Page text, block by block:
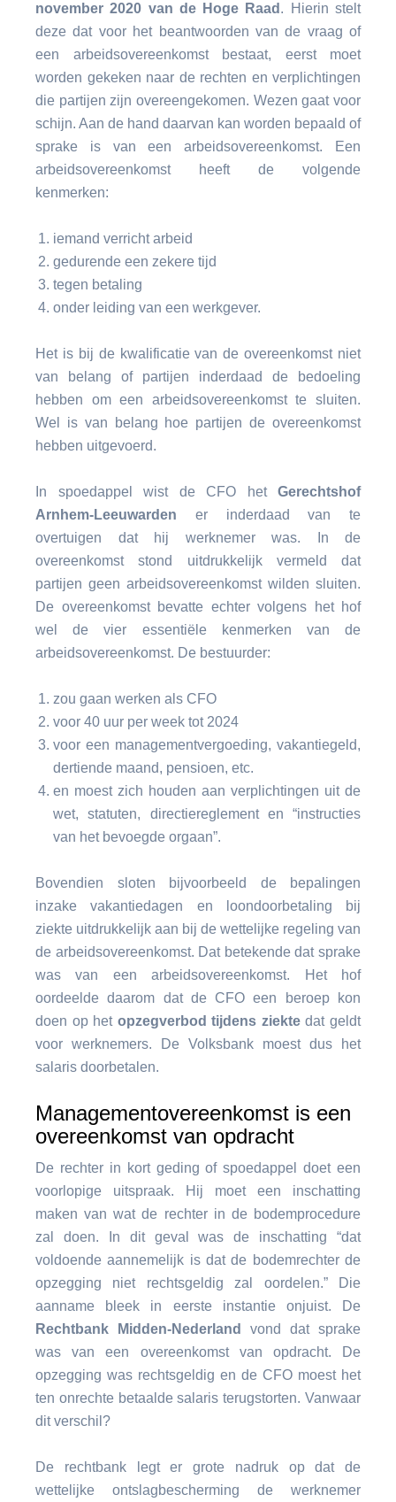
november 2020 van de Hoge Raad . Hierin stelt
deze dat voor het beantwoorden van de vraag of
een arbeidsovereenkomst bestaat, eerst moet
worden gekeken naar de rechten en verplichtingen
die partijen zijn overeengekomen. Wezen gaat voor
schijn. Aan de hand daarvan kan worden bepaald of
sprake is van een arbeidsovereenkomst. Een
arbeidsovereenkomst heeft de volgende
kenmerken:
iemand verricht arbeid
gedurende een zekere tijd
tegen betaling
onder leiding van een werkgever.
Het is bij de kwalificatie van de overeenkomst niet
van belang of partijen inderdaad de bedoeling
hebben om een arbeidsovereenkomst te sluiten.
Wel is van belang hoe partijen de overeenkomst
hebben uitgevoerd.
In spoedappel wist de CFO het Gerechtshof
Arnhem-Leeuwarden er inderdaad van te
overtuigen dat hij werknemer was. In de
overeenkomst stond uitdrukkelijk vermeld dat
partijen geen arbeidsovereenkomst wilden sluiten.
De overeenkomst bevatte echter volgens het hof
wel de vier essentiële kenmerken van de
arbeidsovereenkomst. De bestuurder:
zou gaan werken als CFO
voor 40 uur per week tot 2024
voor een managementvergoeding, vakantiegeld,
dertiende maand, pensioen, etc.
en moest zich houden aan verplichtingen uit de
wet, statuten, directiereglement en “instructies
van het bevoegde orgaan”.
Bovendien sloten bijvoorbeeld de bepalingen
inzake vakantiedagen en loondoorbetaling bij
ziekte uitdrukkelijk aan bij de wettelijke regeling van
de arbeidsovereenkomst. Dat betekende dat sprake
was van een arbeidsovereenkomst. Het hof
oordeelde daarom dat de CFO een beroep kon
doen op het opzegverbod tijdens ziektedat geldt
voor werknemers. De Volksbank moest dus het
salaris doorbetalen.
Managementovereenkomst is een
overeenkomst van opdracht
De rechter in kort geding of spoedappel doet een
voorlopige uitspraak. Hij moet een inschatting
maken van wat de rechter in de bodemprocedure
zal doen. In dit geval was de inschatting “dat
voldoende aannemelijk is dat de bodemrechter de
opzegging niet rechtsgeldig zal oordelen.” Die
aanname bleek in eerste instantie onjuist. De
Rechtbank Midden-Nederland
vond dat sprake
was van een overeenkomst van opdracht. De
opzegging was rechtsgeldig en de CFO moest het
ten onrechte betaalde salaris terugstorten. Vanwaar
dit verschil?
De rechtbank legt er grote nadruk op dat de
wettelijke ontslagbescherming de werknemer